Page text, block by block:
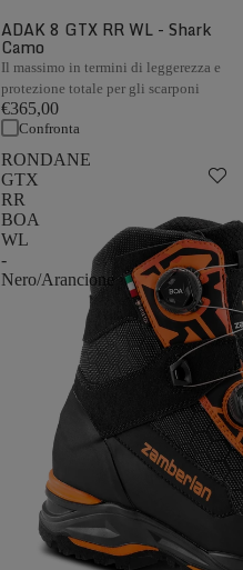
ADAK 8 GTX RR WL - Shark
Camo
Il massimo in termini di leggerezza e
protezione totale per gli scarponi
€365,00
Confronta
RONDANE
GTX
RR
BOA
WL
-
Nero/Arancione